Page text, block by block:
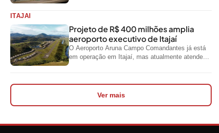
ITAJAI
Projeto de R$ 400 milhões amplia
aeroporto executivo de Itajaí
O Aeroporto Aruna Campo Comandantes já está
em operação em Itajaí, mas atualmente atende
Ver mais